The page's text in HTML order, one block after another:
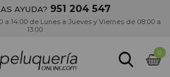
AYUDA? 951 204 547
14:00 de Lunes a Jueves y Viernes de 08:00 a
13:00
0